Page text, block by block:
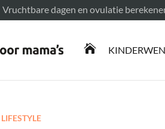
Vruchtbare dagen en ovulatie
Lees meer

LIFESTYLE